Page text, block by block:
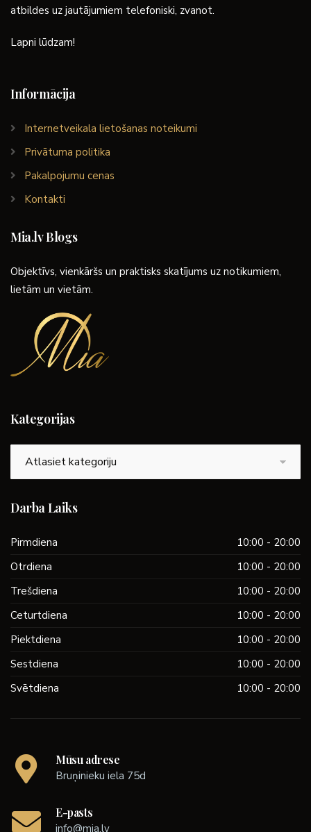
atbildes uz jautājumiem telefoniski, zvanot.
Lapni lūdzam!
Informācija
Internetveikala lietošanas noteikumi
Privātuma politika
Pakalpojumu cenas
Kontakti
Mia.lv Blogs
Objektīvs, vienkāršs un praktisks skatījums uz notikumiem,
lietām un vietām.
Kategorijas
Darba Laiks
Pirmdiena
10:00 - 20:00
Otrdiena
10:00 - 20:00
Trešdiena
10:00 - 20:00
Ceturtdiena
10:00 - 20:00
Piektdiena
10:00 - 20:00
Sestdiena
10:00 - 20:00
Svētdiena
10:00 - 20:00
Mūsu adrese
Bruņinieku iela 75d
E-pasts
info@mia.lv